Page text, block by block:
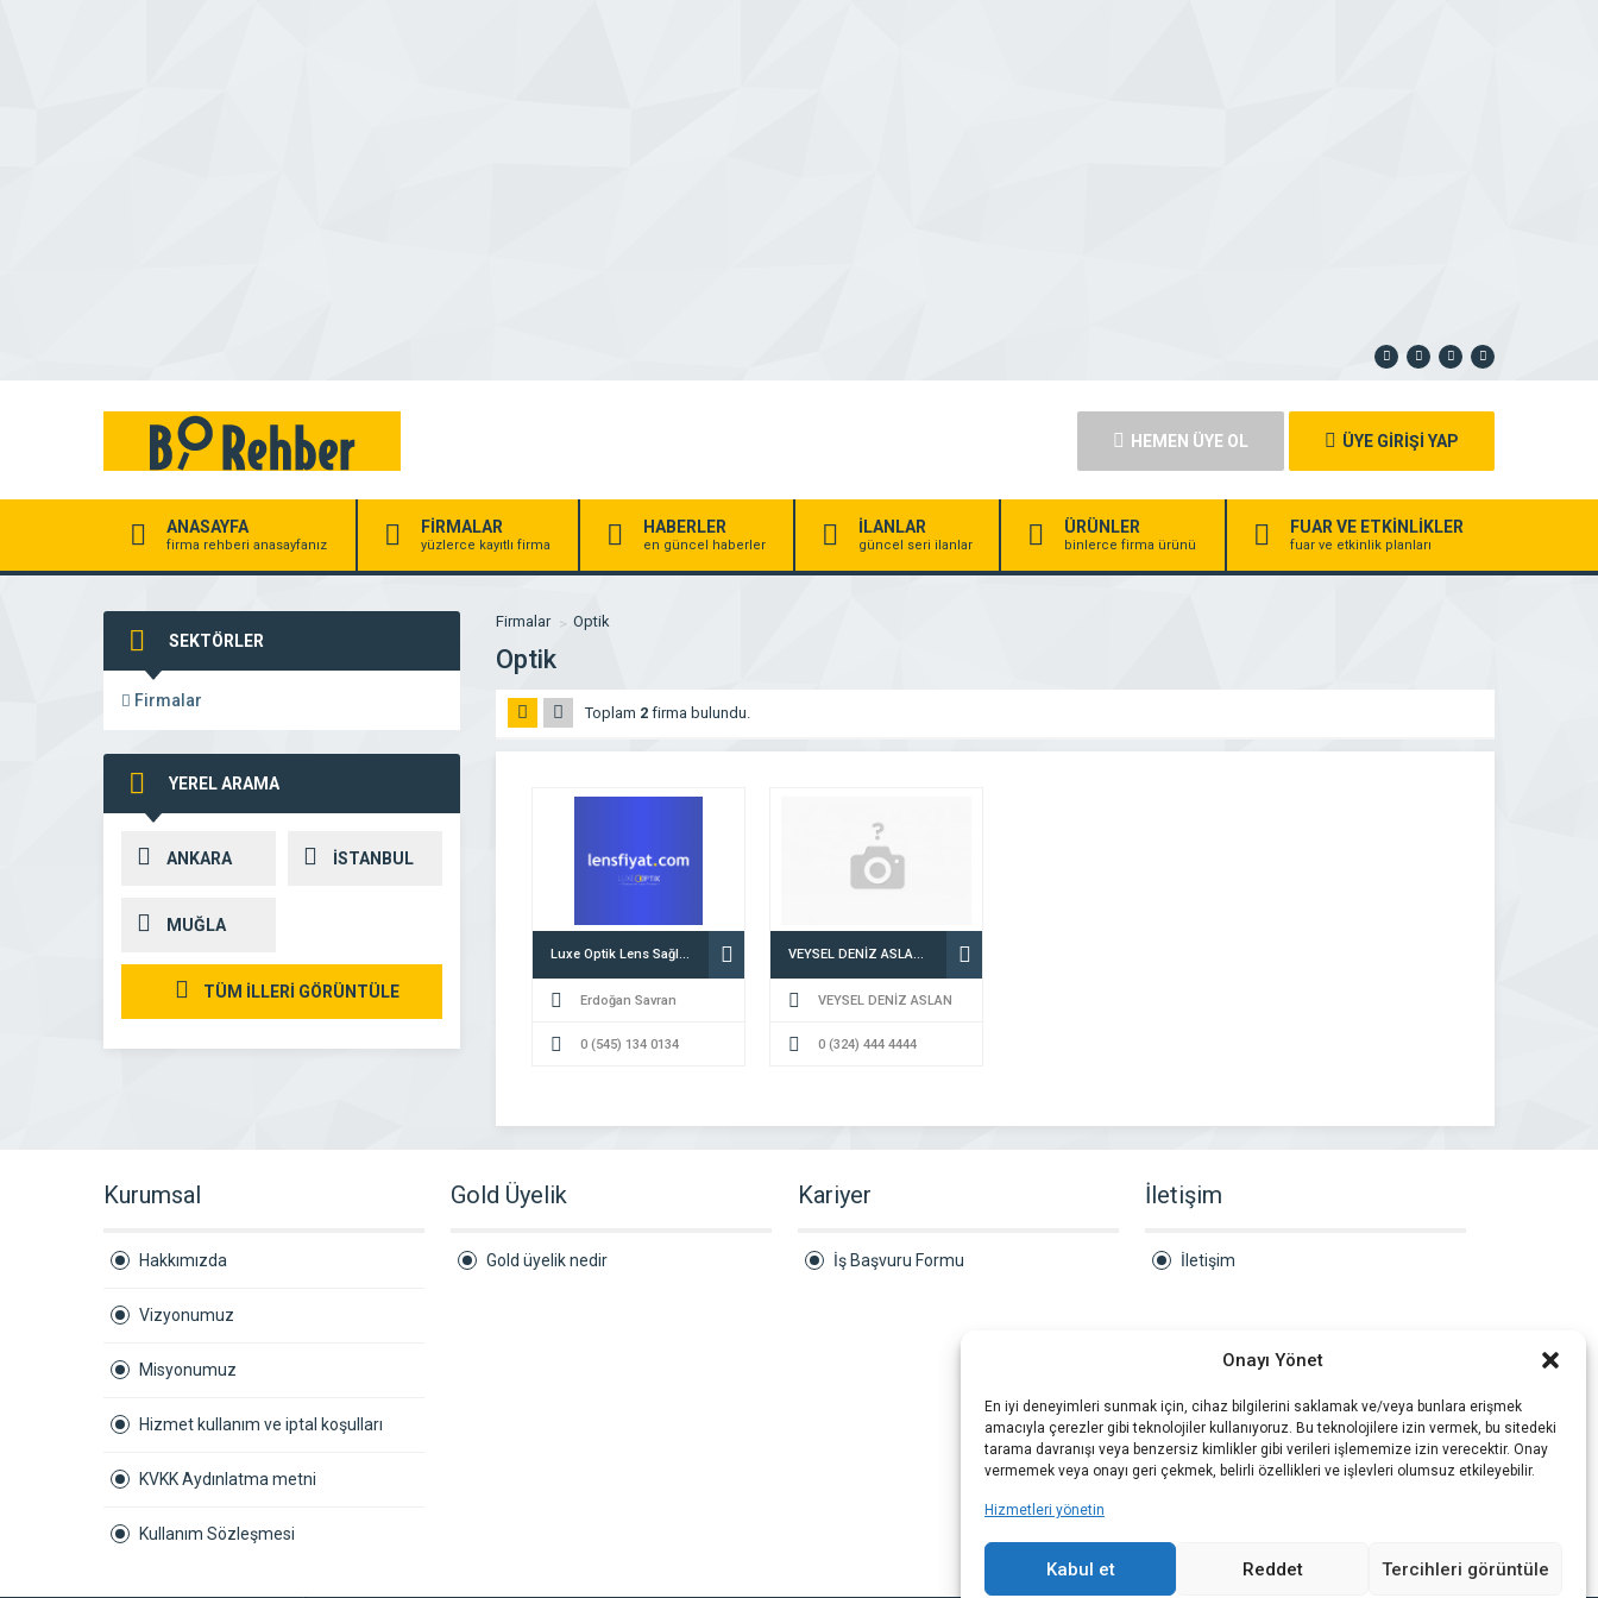
Onayı Yönet
En iyi deneyimleri sunmak için, cihaz bilgilerini saklamak ve/veya bunlara erişmek
amacıyla çerezler gibi teknolojiler kullanıyoruz. Bu teknolojilere izin vermek, bu sitedeki
tarama davranışı veya benzersiz kimlikler gibi verileri işlememize izin verecektir. Onay
vermemek veya onayı geri çekmek, belirli özellikleri ve işlevleri olumsuz etkileyebilir.
Hizmetleri yönetin
Kabul et Reddet Tercihleri görüntüle
HEMEN ÜYE OL ÜYE GİRİŞİ YAP
ANASAYFA
firma rehberi anasayfanız
FİRMALAR
yüzlerce kayıtlı firma
HABERLER
en güncel haberler
İLANLAR
güncel seri ilanlar
ÜRÜNLER
binlerce firma ürünü
FUAR VE ETKİNLİKLER
fuar ve etkinlik planları
SEKTÖRLER
Firmalar
YEREL ARAMA
ANKARA İSTANBUL
MUĞLA
TÜM İLLERİ GÖRÜNTÜLE
Firmalar Optik
Optik
Toplam 2 firma bulundu.
Luxe Optik Lens Sağlık ve Medikal Hizmetleri Tic. Ltd. Şti.
Erdoğan Savran
0 (545) 134 0134
VEYSEL DENİZ ASLAN A.Ş
VEYSEL DENİZ ASLAN
0 (324) 444 4444
Kurumsal
Hakkımızda
Vizyonumuz
Misyonumuz
Hizmet kullanım ve iptal koşulları
KVKK Aydınlatma metni
Kullanım Sözleşmesi
Gold Üyelik
Gold üyelik nedir
Kariyer
İş Başvuru Formu
İletişim
İletişim